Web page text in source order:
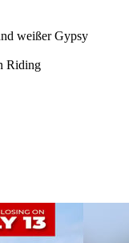
weißer Gypsy
Riding